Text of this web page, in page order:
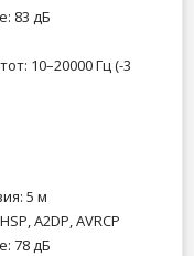
83 дБ
10–20000 Гц (-3
5 м
A2DP, AVRCP
78 дБ